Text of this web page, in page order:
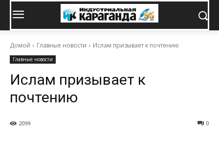
Домой Главные новости Ислам призывает к почтению
Главные новости
Ислам призывает к
почтению
0
2099